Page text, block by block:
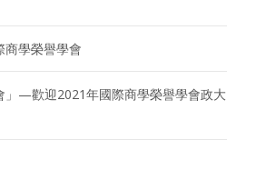
商學榮譽學會
」—歡迎2021年國際商學榮譽學會政大